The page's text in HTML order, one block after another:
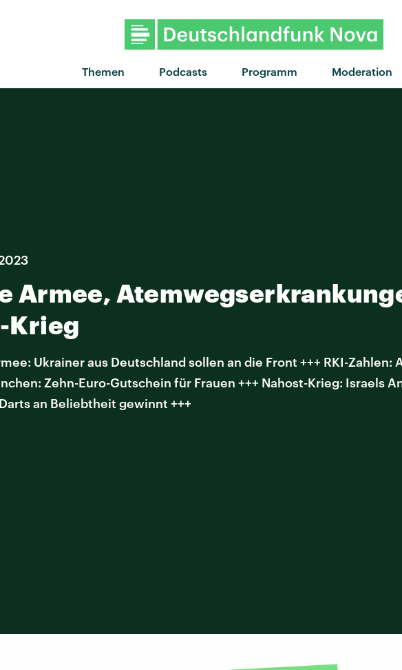
Themen Podcasts Programm Moderation
Armee,
Krieg
Ukrainer aus Deutschland sollen an die Front +++ RKI-
Zehn-Euro-Gutschein für Frauen +++ Nahost-Krieg: Israels
an Beliebtheit gewinnt +++